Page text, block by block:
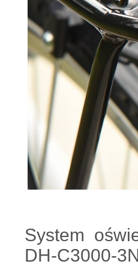
System
DH-C3000-